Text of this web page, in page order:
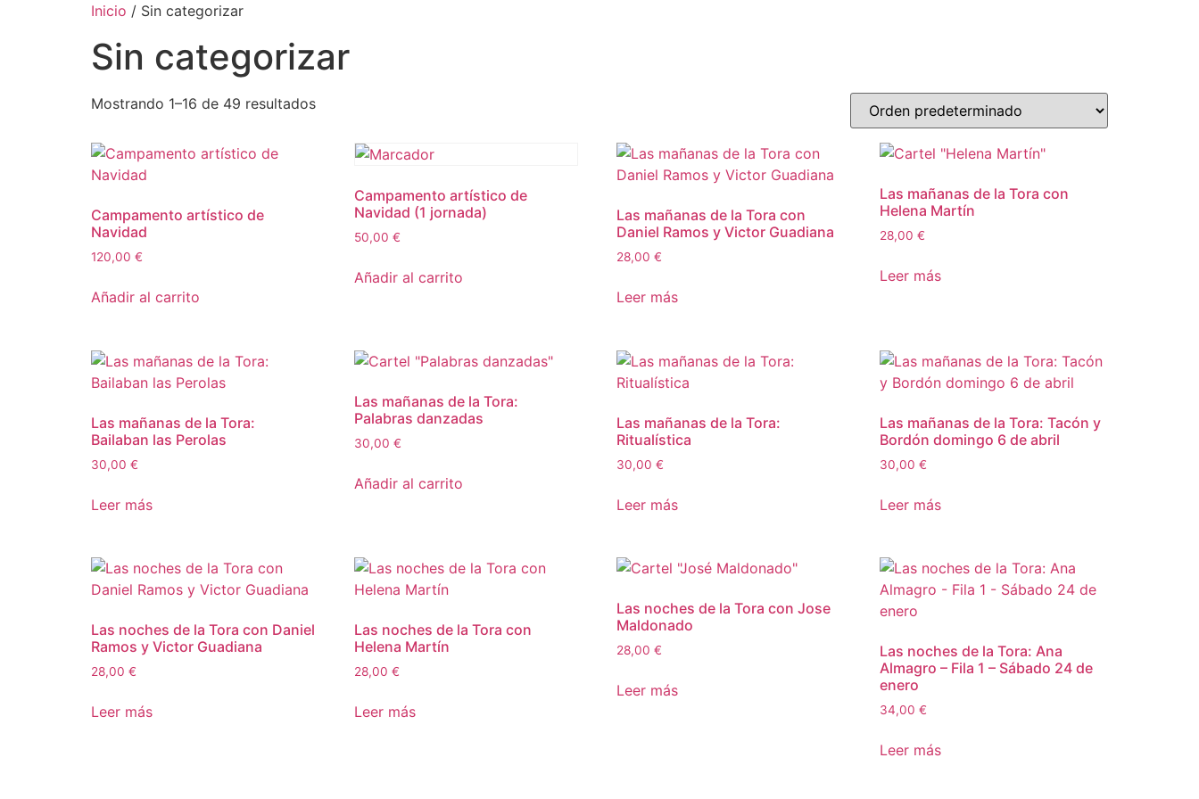
Inicio / Sin categorizar
Sin categorizar
Mostrando 1–16 de 49 resultados
Campamento artístico de
Navidad
120,00 €
Añadir al carrito
Campamento artístico de
Navidad (1 jornada)
50,00 €
Añadir al carrito
Las mañanas de la Tora con
Daniel Ramos y Victor Guadiana
28,00€
Leer más
Las mañanas de la Tora con
Helena Martín
28,00€
Leer más
Las mañanas de la Tora:
Bailaban las Perolas
30,00 €
Leer más
Las mañanas de la Tora:
Palabras danzadas
30,00 €
Añadir al carrito
Las mañanas de la Tora:
Ritualística
30,00€
Leer más
Las mañanas de la Tora: Tacón y
Bordón domingo 6 de abril
30,00€
Leer más
Las noches de la Tora con Daniel
Ramos y Victor Guadiana
28,00 €
Leer más
Las noches de la Tora con
Helena Martín
28,00 €
Leer más
Las noches de la Tora con Jose
Maldonado
28,00€
Leer más
Las noches de la Tora: Ana
Almagro – Fila 1 – Sábado 24 de
enero
34,00€
Leer más